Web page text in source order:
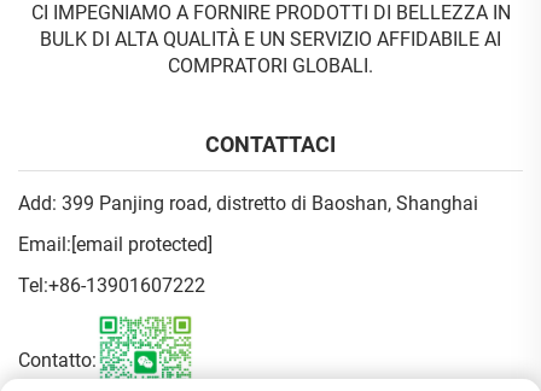
CI IMPEGNIAMO A FORNIRE PRODOTTI DI BELLEZZA IN
BULK DI ALTA QUALITÀ E UN SERVIZIO AFFIDABILE AI
COMPRATORI GLOBALI.
CONTATTACI
Add: 399 Panjing road, distretto di Baoshan, Shanghai
Email: [email protected]
Tel:+86-13901607222
Contatto: